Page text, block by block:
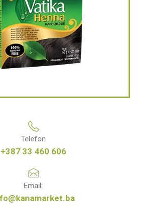
Telefon
+387 33 460 606
Email: